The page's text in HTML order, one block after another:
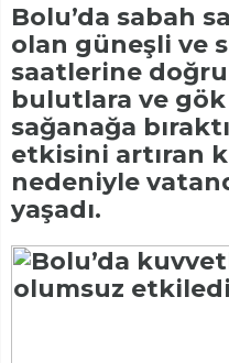
Bolu’da sabah
olan güneşli ve
saatlerine
bulutlara ve
sağanağa
etkisini artıran
nedeniyle
yaşadı.